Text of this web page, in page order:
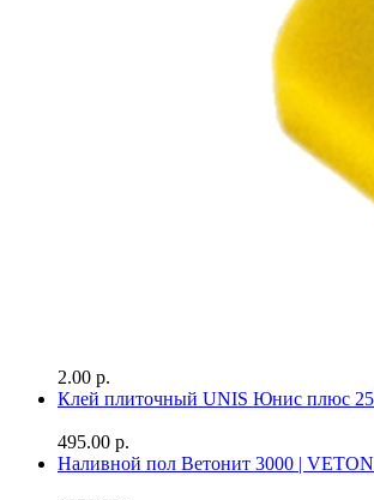
2.00 р.
Клей плиточный UNIS Юнис плюс
495.00 р.
Наливной пол Ветонит 3000 |